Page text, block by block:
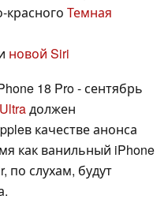
красного Темная
новой Siri
18 Pro - сентябрь
должен
качестве анонса
как ванильный iPhone
по слухам, будут